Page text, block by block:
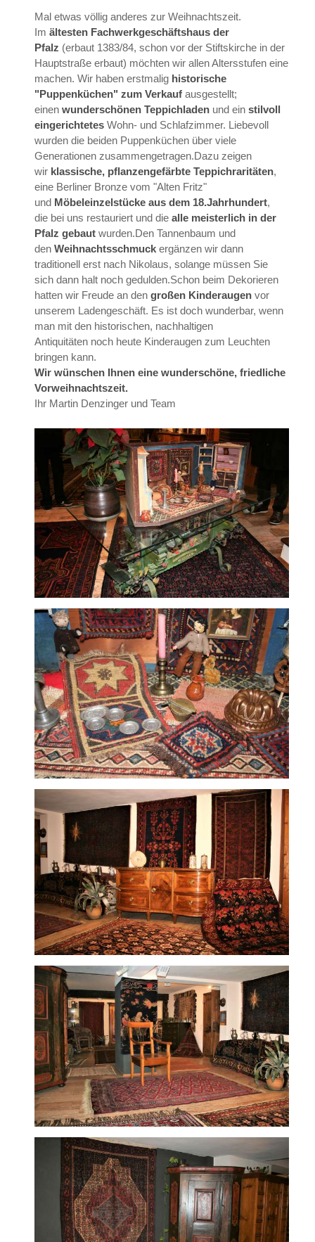
Mal etwas völlig anderes zur Weihnachtszeit.
Im ältesten Fachwerkgeschäftshaus der
Pfalz (erbaut 1383/84, schon vor der Stiftskirche in der
Hauptstraße erbaut) möchten wir allen Altersstufen eine
machen. Wir haben erstmalig historische
"Puppenküchen" zum Verkauf ausgestellt;
einen wunderschönen Teppichladen und ein stilvoll
eingerichtetes Wohn- und Schlafzimmer. Liebevoll
wurden die beiden Puppenküchen über viele
Generationen zusammengetragen.Dazu zeigen
wir klassische, pflanzengefärbte Teppichraritäten,
eine Berliner Bronze vom "Alten Fritz"
und Möbeleinzelstücke aus dem 18.Jahrhundert,
die bei uns restauriert und die alle meisterlich in der
Pfalz gebaut wurden.Den Tannenbaum und
den Weihnachtsschmuck ergänzen wir dann
traditionell erst nach Nikolaus, solange müssen Sie
sich dann halt noch gedulden.Schon beim Dekorieren
hatten wir Freude an den großen Kinderaugen vor
unserem Ladengeschäft. Es ist doch wunderbar, wenn
man mit den historischen, nachhaltigen
Antiquitäten noch heute Kinderaugen zum Leuchten
bringen kann.
Wir wünschen Ihnen eine wunderschöne, friedliche
Vorweihnachtszeit.
Ihr Martin Denzinger und Team